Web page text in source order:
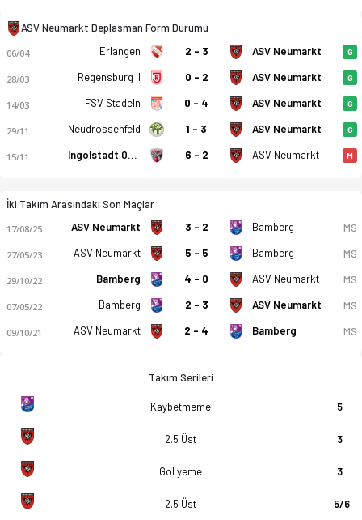
ASV Neumarkt Deplasman Form Durumu
06/04 Erlangen 2 - 3 ASV Neumarkt G
28/03 Regensburg II 0 - 2 ASV Neumarkt G
14/03 FSV Stadeln 0 - 4 ASV Neumarkt G
29/11 Neudrossenfeld 1 - 3 ASV Neumarkt G
15/11 Ingolstadt 04 (A) 6 - 2 ASV Neumarkt M
İki Takım Arasındaki Son Maçlar
17/08/25 ASV Neumarkt 3 - 2 Bamberg MS
27/05/23 ASV Neumarkt 5 - 5 Bamberg MS
29/10/22 Bamberg 4 - 0 ASV Neumarkt MS
07/05/22 Bamberg 2 - 3 ASV Neumarkt MS
09/10/21 ASV Neumarkt 2 - 4 Bamberg MS
Takım Serileri
Kaybetmeme 5
2.5 Üst 3
Gol yeme 3
2.5 Üst 5/6